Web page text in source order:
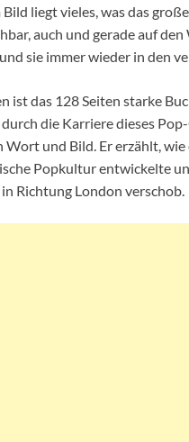
Bild liegt vieles, was das
auch und gerade auf
sie immer wieder in den
ist das 128 Seiten starke
die Karriere dieses
Wort und Bild. Er erzählt,
Popkultur entwickelte
Richtung London verschob.